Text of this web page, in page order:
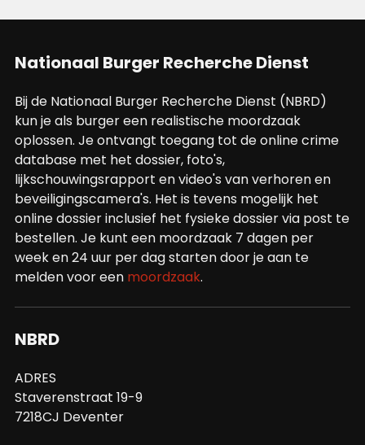
Nationaal Burger Recherche Dienst
Bij de Nationaal Burger Recherche Dienst (NBRD)
kun je als burger een realistische moordzaak
oplossen. Je ontvangt toegang tot de online crime
database met het dossier, foto's,
lijkschouwingsrapport en video's van verhoren en
beveiligingscamera's. Het is tevens mogelijk het
online dossier inclusief het fysieke dossier via post te
bestellen. Je kunt een moordzaak 7 dagen per
week en 24 uur per dag starten door je aan te
melden voor een moordzaak.
NBRD
ADRES
Staverenstraat 19-9
7218CJ Deventer